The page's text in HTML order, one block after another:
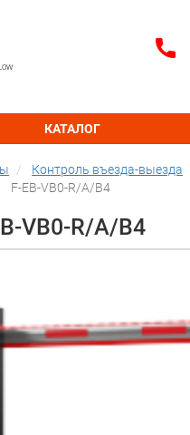
КАТАЛОГ
Контроль въезда-выезда
F-EB-VB0-R/A/B4
VB0-R/A/B4